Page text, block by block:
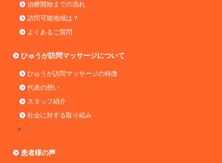
治療開始までの流れ
訪問可能地域は？
よくあるご質問
ひゅうが訪問マッサージについて
ひゅうが訪問マッサージの特徴
代表の想い
スタッフ紹介
社会に対する取り組み
>
患者様の声